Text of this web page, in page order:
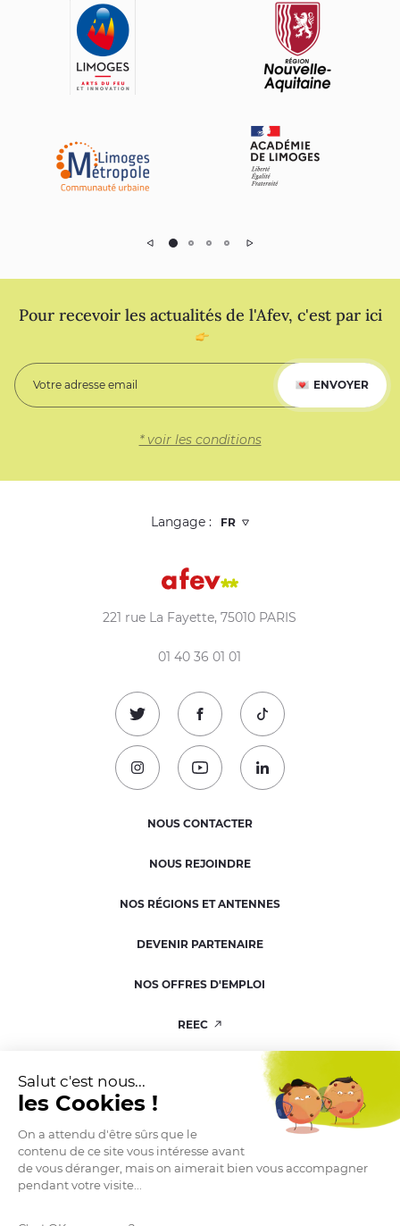
Pour recevoir les actualités de l'Afev, c'est par ici
ENVOYER
* voir les conditions
Langage :
221 rue La Fayette, 75010 PARIS
01 40 36 01 01
Suivez-nous sur Twitter !
Suivez-nous sur Facebook !
Suivez-nous sur
Suivez-nous sur Instagram !
Suivez-nous sur Youtube !
Suivez-nous sur
NOUS CONTACTER
NOUS REJOINDRE
NOS RÉGIONS ET ANTENNES
DEVENIR PARTENAIRE
NOS OFFRES D'EMPLOI
REEC
KIT DE COMMUNICATION
Salut c'est nous...
les Cookies !
On a attendu d'être sûrs que le
contenu de ce site vous intéresse avant
de vous déranger, mais on aimerait bien vous accompagner
pendant votre visite...